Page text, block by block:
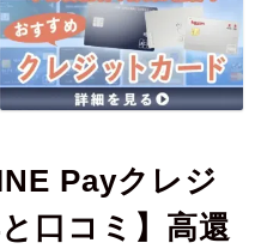
Payクレジ
口コミ】高還